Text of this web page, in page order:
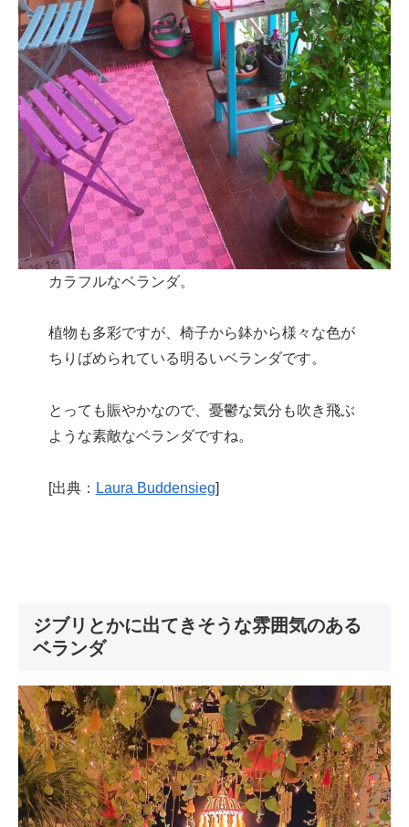
カラフルなベランダ。
植物も多彩ですが、椅子から鉢から様々な色が
ちりばめられている明るいベランダです。
とっても賑やかなので、憂鬱な気分も吹き飛ぶ
ような素敵なベランダですね。
[出典： Laura Buddensieg]
ジブリとかに出てきそうな雰囲気のある
ベランダ